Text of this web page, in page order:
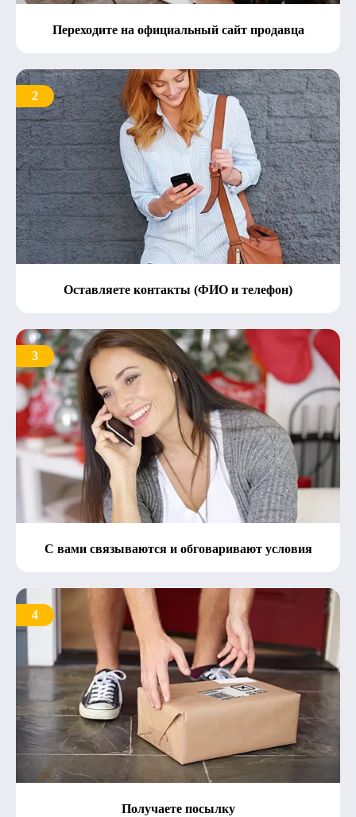
Переходите на официальный сайт продавца
2
Оставляете контакты (ФИО и телефон)
3
С вами связываются и обговаривают условия
4
Получаете посылку